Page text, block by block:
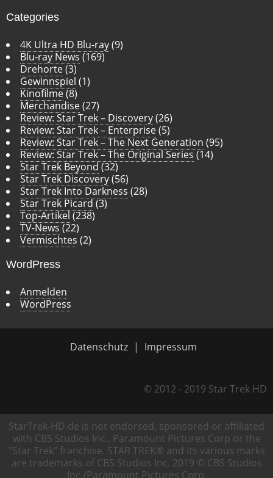
Categories
4K Ultra HD Blu-ray(9)
Blu-ray News (169)
Drehorte(3)
Gewinnspiel (1)
Kinofilme(8)
Merchandise(27)
Review: Star Trek – Discovery(26)
Review: Star Trek – Enterprise(5)
Review: Star Trek – The Next Generation (95)
Review: Star Trek – The Original Series (14)
Star Trek Beyond (32)
Star Trek Discovery(56)
Star Trek Into Darkness (28)
Star Trek Picard (3)
Top-Artikel (238)
TV-News (22)
Vermischtes (2)
WordPress
Anmelden
WordPress
Datenschutz Impressum
© 2012 - 2019 Star Trek HD
StarTrek-HD.de is not endorsed, sponsored or affiliated
with CBS Studios Inc., Paramount Pictures Corp or the
"Star Trek" franchise. STAR TREK® and its various marks
are trademarks of CBS Studios Inc. 2019 © CBS Studios
Inc./Paramount Pictures Corp.